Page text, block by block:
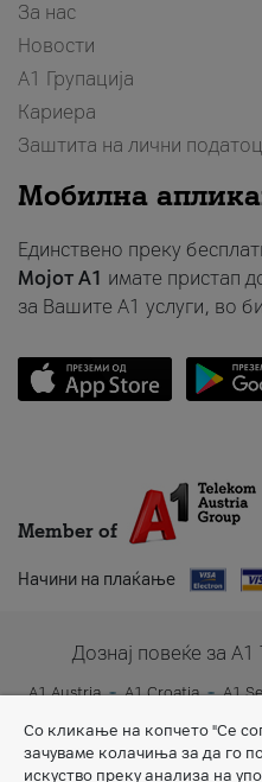
За нас
Новости
А1 Групација
Кариера
Заштита на лични
Мобилна
Единствено преку
Мојот A1 имате пристап
за Вашите A1 услуги, во
Member of
Начини на плаќање
Дознај повеќе за
A1 Austria A1 Croatia A1
Со кликање на копчето "Се
зачуваме колачиња за да го
искуство преку анализа на